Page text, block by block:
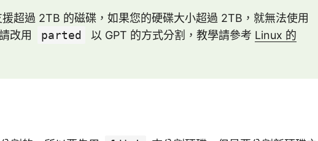
超過 2TB 的磁碟，如果您的硬碟大小超過 2TB，就無法使用
改用 parted 以 GPT 的方式分割，教學請參考 Linux 的